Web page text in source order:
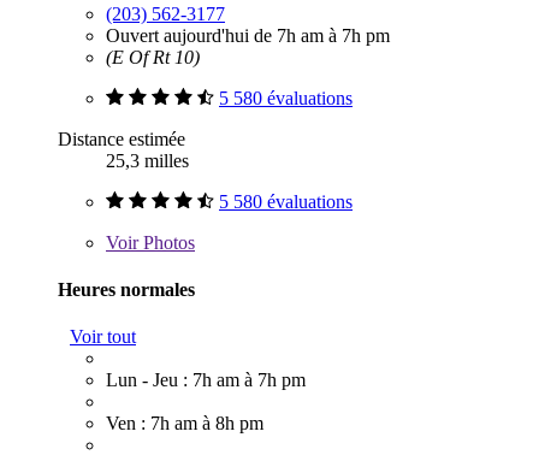
(203) 562-3177
Ouvert aujourd'hui de 7h am à 7h pm
(E Of Rt 10)
5 580 évaluations
Distance estimée
25,3 milles
5 580 évaluations
VoirPhotos
Heures normales
Voir tout
Lun - Jeu : 7h am à 7h pm
Ven : 7h am à 8h pm